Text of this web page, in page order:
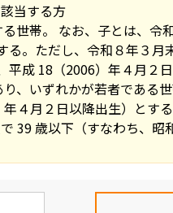
当する方
世帯。 なお、子とは、令
。ただし、令和８年３月
成 18（2006）年４月２日
、いずれかが若者である
４月２日以降出生）とす
39 歳以下（すなわち、昭